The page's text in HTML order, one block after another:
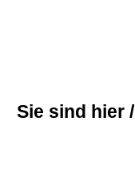
Sie sind hier /